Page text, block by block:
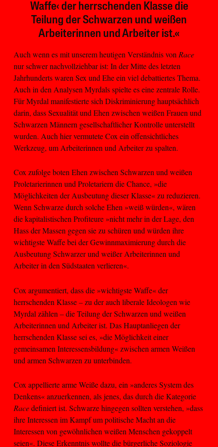
Waffe‹ der herrschenden Klasse die
Teilung der Schwarzen und weißen
Arbeiterinnen und Arbeiter ist.«
Auch wenn es mit unserem heutigen Verständnis von Race
nur schwer nachvollziehbar ist: In der Mitte des letzten
Jahrhunderts waren Sex und Ehe ein viel debattiertes Thema.
Auch in den Analysen Myrdals spielte es eine zentrale Rolle.
Für Myrdal manifestierte sich Diskriminierung hauptsächlich
darin, dass Sexualität und Ehen zwischen weißen Frauen und
Schwarzen Männern gesellschaftlicher Kontrolle unterstellt
wurden. Auch hier vermutete Cox ein offensichtliches
Werkzeug, um Arbeiterinnen und Arbeiter zu spalten.
Cox zufolge boten Ehen zwischen Schwarzen und weißen
Proletarierinnen und Proletariern die Chance, »die
Möglichkeiten der Ausbeutung dieser Klasse« zu reduzieren.
Wenn Schwarze durch solche Ehen »weiß würden«, wären
die kapitalistischen Profiteure »nicht mehr in der Lage, den
Hass der Massen gegen sie zu schüren und würden ihre
wichtigste Waffe bei der Gewinnmaximierung durch die
Ausbeutung Schwarzer und weißer Arbeiterinnen und
Arbeiter in den Südstaaten verlieren«.
Cox argumentiert, dass die »wichtigste Waffe« der
herrschenden Klasse – zu der auch liberale Ideologen wie
Myrdal zählen – die Teilung der Schwarzen und weißen
Arbeiterinnen und Arbeiter ist. Das Hauptanliegen der
herrschenden Klasse sei es, »die Möglichkeit einer
gemeinsamen Interessensbildung« zwischen armen Weißen
und armen Schwarzen zu unterbinden.
Cox appellierte arme Weiße dazu, ein »anderes System des
Denkens« anzuerkennen, als jenes, das durch die Kategorie
Racedefiniert ist. Schwarze hingegen sollten verstehen, »dass
ihre Interessen im Kampf um politische Macht an die
Interessen von gewöhnlichen weißen Menschen gekoppelt
seien«. Diese Erkenntnis wollte die bürgerliche Soziologie